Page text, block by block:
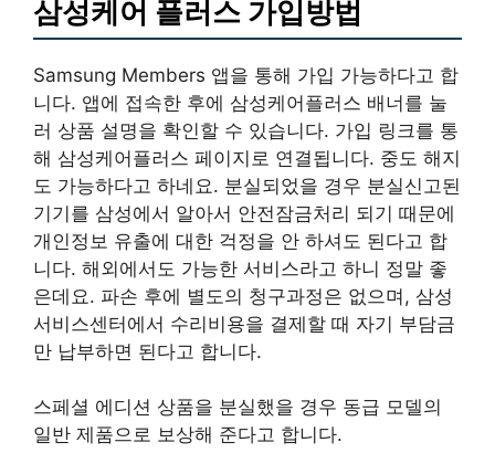
삼성케어 플러스 가입방법
Samsung Members 앱을 통해 가입 가능하다고 합
니다. 앱에 접속한 후에 삼성케어플러스 배너를 눌
러 상품 설명을 확인할 수 있습니다. 가입 링크를 통
해 삼성케어플러스 페이지로 연결됩니다. 중도 해지
도 가능하다고 하네요. 분실되었을 경우 분실신고된
기기를 삼성에서 알아서 안전잠금처리 되기 때문에
개인정보 유출에 대한 걱정을 안 하셔도 된다고 합
니다. 해외에서도 가능한 서비스라고 하니 정말 좋
은데요. 파손 후에 별도의 청구과정은 없으며, 삼성
서비스센터에서 수리비용을 결제할 때 자기 부담금
만 납부하면 된다고 합니다.
스페셜 에디션 상품을 분실했을 경우 동급 모델의
일반 제품으로 보상해 준다고 합니다.